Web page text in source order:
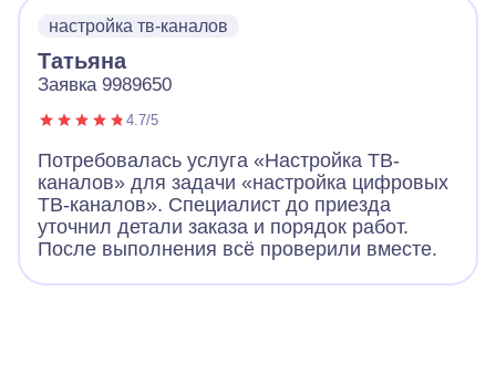
настройка тв-каналов
Татьяна
Заявка 9989650
4.7/5
Потребовалась услуга «Настройка ТВ-
каналов» для задачи «настройка цифровых
ТВ-каналов». Специалист до приезда
уточнил детали заказа и порядок работ.
После выполнения всё проверили вместе.